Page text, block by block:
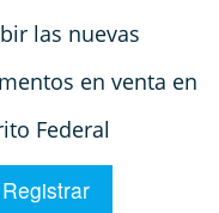
las nuevas
en venta en
Federal